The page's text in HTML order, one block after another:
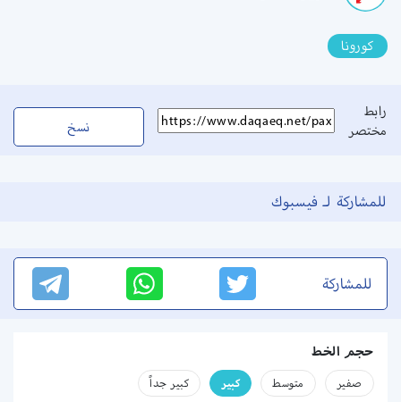
كورونا
رابط
مختصر
نسخ
للمشاركة لـ فيسبوك
للمشاركة
حجم الخط
صفير متوسط كبير كبير جداً